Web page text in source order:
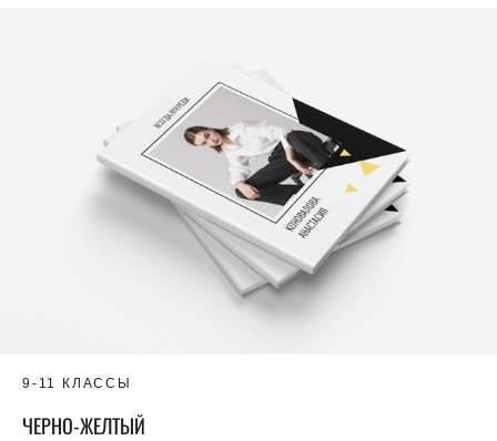
9-11 КЛАССЫ
ЧЕРНО-ЖЕЛТЫЙ